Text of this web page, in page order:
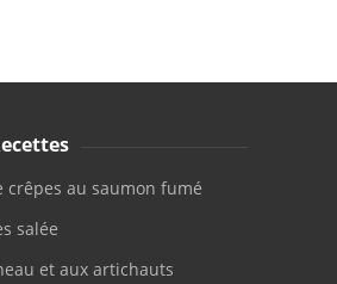
crêpes au saumon fumé
salée
et aux artichauts